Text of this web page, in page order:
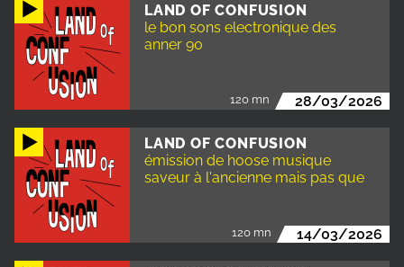
LAND OF CONFUSION
le bon sons electronique des
anner 90
120 mn 28/03/2026
LAND OF CONFUSION
émission de hoose musique
saveur à l'ancienne mais pas que
120 mn 14/03/2026